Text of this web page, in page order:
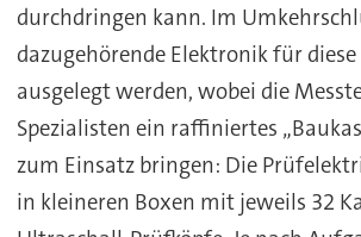
durchdringen kann. Im
dazugehörende Elektronik für
ausgelegt werden, wobei die
Spezialisten ein raffiniertes
zum Einsatz bringen: Die
in kleineren Boxen mit jeweils 32